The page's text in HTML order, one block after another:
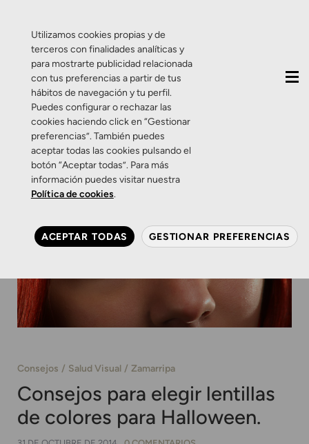
Consejos Salud Visual Zamarripa
Consejos para elegir lentillas
de colores para Halloween.
Utilizamos cookies propias y de
terceros con finalidades analíticas y
para mostrarte publicidad relacionada
con tus preferencias a partir de tus
hábitos de navegación y tu perfil.
Puedes configurar o rechazar las
cookies haciendo click en “Gestionar
preferencias”. También puedes
aceptar todas las cookies pulsando el
botón “Aceptar todas”. Para más
información puedes visitar nuestra
Política de cookies.
ACEPTAR TODAS GESTIONAR PREFERENCIAS